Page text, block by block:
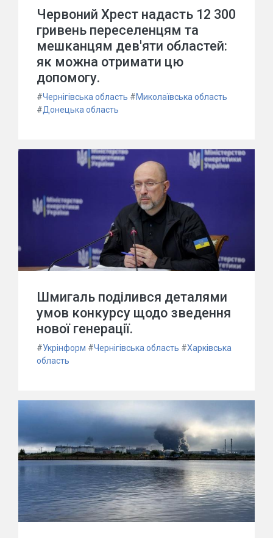
Червоний Хрест надасть 12 300
гривень переселенцям та
мешканцям дев'яти областей:
як можна отримати цю
допомогу.
#Чернігівська область #Миколаївська область
#Донецька область
Шмигаль поділився деталями
умов конкурсу щодо зведення
нової генерації.
#Укрінформ #Чернігівська область #Харківська
область